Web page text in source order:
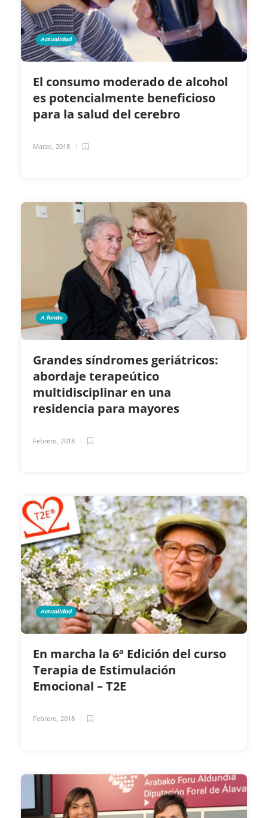
Actualidad
El consumo moderado de alcohol
es potencialmente beneficioso
para la salud del cerebro
Marzo, 2018
A fondo
Grandes síndromes geriátricos:
abordaje terapeútico
multidisciplinar en una
residencia para mayores
Febrero, 2018
Actualidad
En marcha la 6ª Edición del curso
Terapia de Estimulación
Emocional – T2E
Febrero, 2018